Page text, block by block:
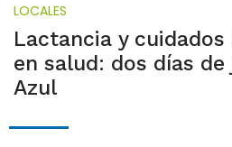
LOCALES
Lactancia y cuidados
en salud: dos días de
Azul